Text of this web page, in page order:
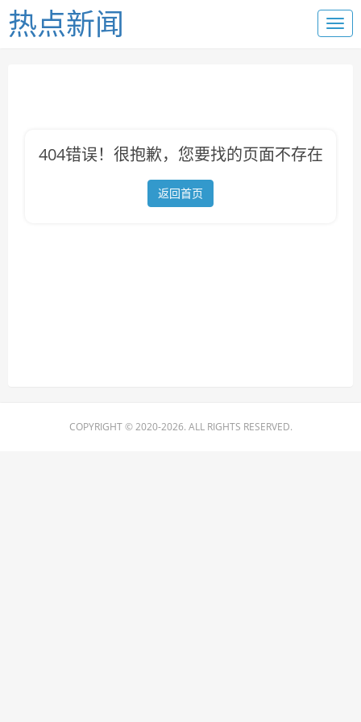
热点新闻
404错误！很抱歉，您要找的页面不存在
返回首页
COPYRIGHT © 2020-2026. ALL RIGHTS RESERVED.